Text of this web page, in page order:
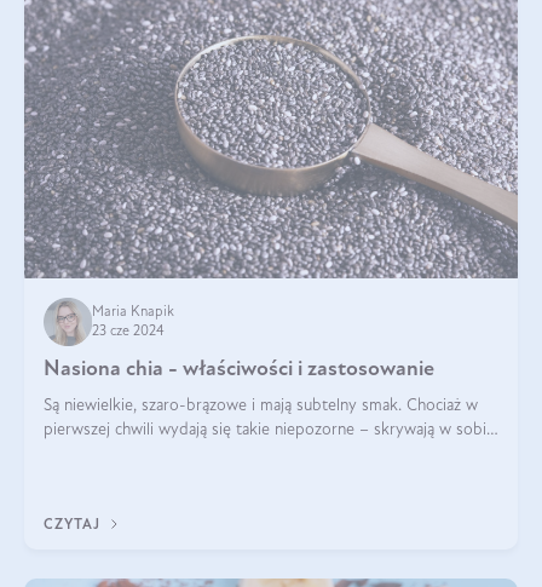
Maria Knapik
23 cze 2024
Nasiona chia - właściwości i zastosowanie
Są niewielkie, szaro-brązowe i mają subtelny smak. Chociaż w
pierwszej chwili wydają się takie niepozorne – skrywają w sobie
CZYTAJ